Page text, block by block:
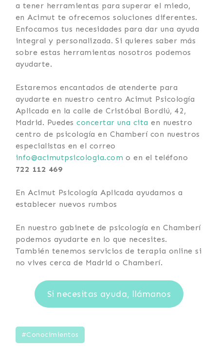
a tener herramientas para superar el miedo,
en Acimut te ofrecemos soluciones diferentes.
Enfocamos tus necesidades para dar una ayuda
integral y personalizada. Si quieres saber más
sobre estas herramientas nosotros podemos
ayudarte.
Estaremos encantados de atenderte para
ayudarte en nuestro centro Acimut Psicología
Aplicada en la calle de Cristóbal Bordiú, 42,
Madrid. Puedesconcertaruna cita en nuestro
centro de psicología en Chamberí con nuestros
especialistas en el correo
info@acimutpsicologia.com o en el teléfono
722 112 469
En Acimut Psicología Aplicada ayudamos a
establecer nuevos rumbos
En nuestro gabinete de psicología en Chamberí
podemos ayudarte en lo que necesites.
También tenemos servicios de terapia online si
no vives cerca de Madrid o Chamberí.
Si necesitas ayuda, llámanos
#Conocimientos